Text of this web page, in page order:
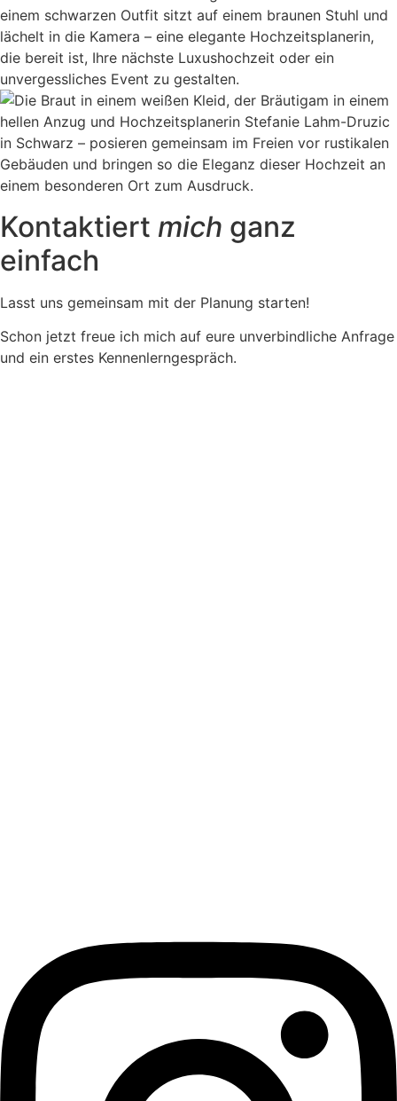
Kontaktiert mich ganz
einfach
Lasst uns gemeinsam mit der Planung starten!
Schon jetzt freue ich mich auf eure unverbindliche Anfrage
und ein erstes Kennenlerngespräch.